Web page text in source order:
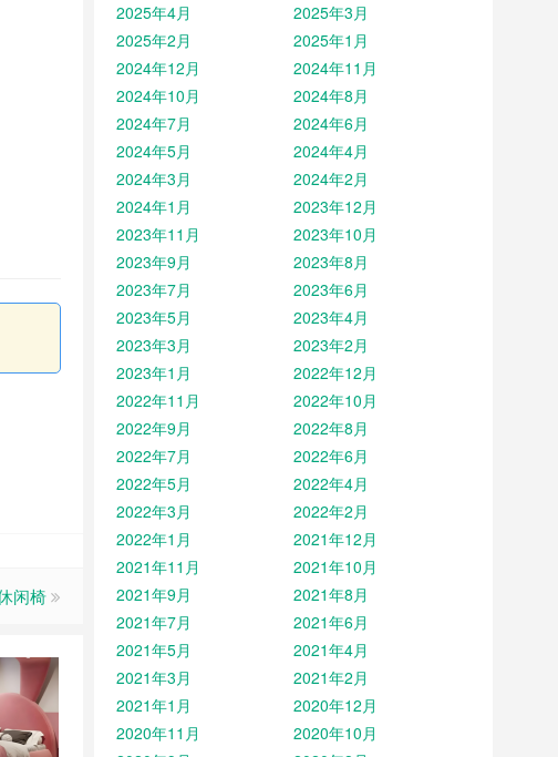
闲椅
2025年4月
2025年3月
2025年2月
2025年1月
2024年12月
2024年11月
2024年10月
2024年8月
2024年7月
2024年6月
2024年5月
2024年4月
2024年3月
2024年2月
2024年1月
2023年12月
2023年11月
2023年10月
2023年9月
2023年8月
2023年7月
2023年6月
2023年5月
2023年4月
2023年3月
2023年2月
2023年1月
2022年12月
2022年11月
2022年10月
2022年9月
2022年8月
2022年7月
2022年6月
2022年5月
2022年4月
2022年3月
2022年2月
2022年1月
2021年12月
2021年11月
2021年10月
2021年9月
2021年8月
2021年7月
2021年6月
2021年5月
2021年4月
2021年3月
2021年2月
2021年1月
2020年12月
2020年11月
2020年10月